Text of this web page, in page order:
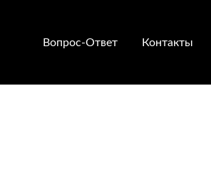
Вопрос-Ответ Контакты